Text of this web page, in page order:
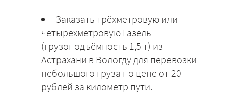
Заказать трёхметровую или
четырёхметровую Газель
(грузоподъёмность 1,5 т) из
Астрахани в Вологду для перевозки
небольшого груза по цене от 20
рублей за километр пути.